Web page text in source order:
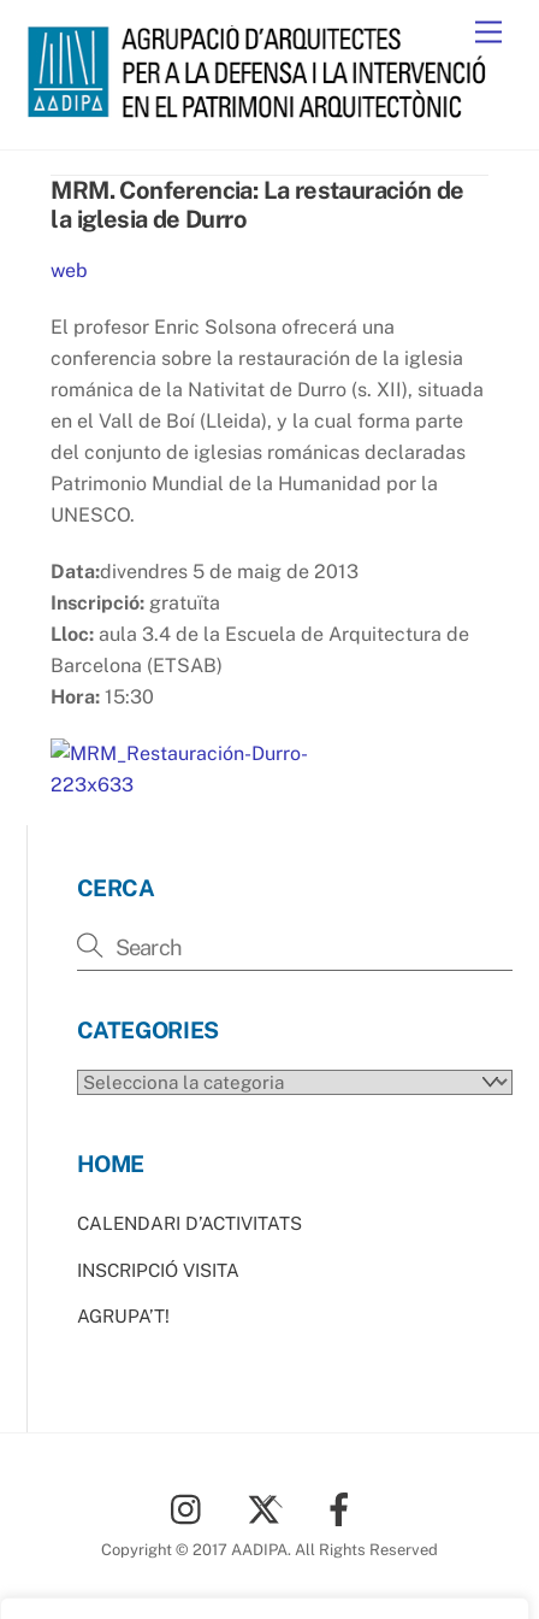
content
MRM. Conferencia: La restauración de
la iglesia de Durro
web
El profesor Enric Solsona ofrecerá una
conferencia sobre la restauración de la iglesia
románica de la Nativitat de Durro (s. XII), situada
en el Vall de Boí (Lleida), y la cual forma parte
del conjunto de iglesias románicas declaradas
Patrimonio Mundial de la Humanidad por la
UNESCO.
Data:divendres 5 de maig de 2013
Inscripció: gratuïta
Lloc: aula 3.4 de la Escuela de Arquitectura de
Barcelona (ETSAB)
Hora: 15:30
CERCA
CATEGORIES
CATEGORIES
HOME
CALENDARI D’ACTIVITATS
INSCRIPCIÓ VISITA
AGRUPA’T!
To
Top
Copyright © 2017 AADIPA. All Rights Reserved